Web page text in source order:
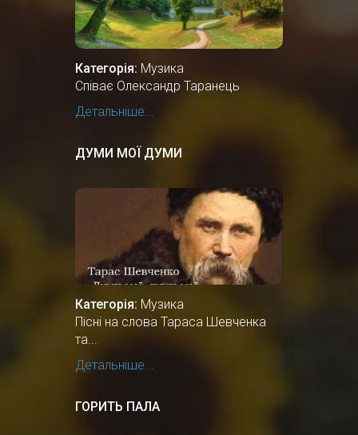
Категорія: Музика
Співає Олександр Таранець
Детальніше...
ДУМИ МОЇ ДУМИ
Категорія: Музика
Пісні на слова Тараса Шевченка
та...
Детальніше...
ГОРИТЬ ПАЛА